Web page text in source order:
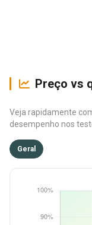
Preço vs
Veja rapidamente
desempenho nos
Geral